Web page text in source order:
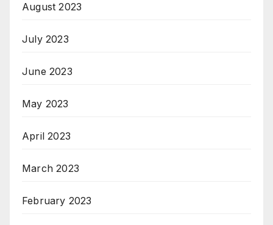
August 2023
July 2023
June 2023
May 2023
April 2023
March 2023
February 2023